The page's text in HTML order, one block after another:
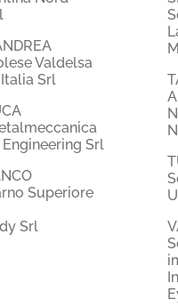
Valdelsa
Srl
Srl
Superiore
Srl